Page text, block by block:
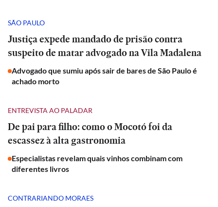
SÃO PAULO
Justiça expede mandado de prisão contra
suspeito de matar advogado na Vila Madalena
Advogado que sumiu após sair de bares de São Paulo é
achado morto
ENTREVISTA AO PALADAR
De pai para filho: como o Mocotó foi da
escassez à alta gastronomia
Especialistas revelam quais vinhos combinam com
diferentes livros
CONTRARIANDO MORAES